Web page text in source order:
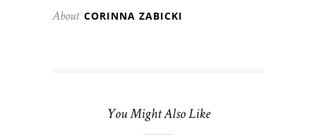
About CORINNA ZABICKI
You Might Also Like